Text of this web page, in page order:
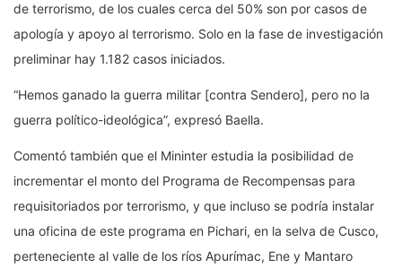
de terrorismo, de los cuales cerca del 50% son por casos de
apología y apoyo al terrorismo. Solo en la fase de investigación
preliminar hay 1.182 casos iniciados.
“Hemos ganado la guerra militar [contra Sendero], pero no la
guerra político-ideológica”, expresó Baella.
Comentó también que el Mininter estudia la posibilidad de
incrementar el monto del Programa de Recompensas para
requisitoriados por terrorismo, y que incluso se podría instalar
una oficina de este programa en Pichari, en la selva de Cusco,
perteneciente al valle de los ríos Apurímac, Ene y Mantaro